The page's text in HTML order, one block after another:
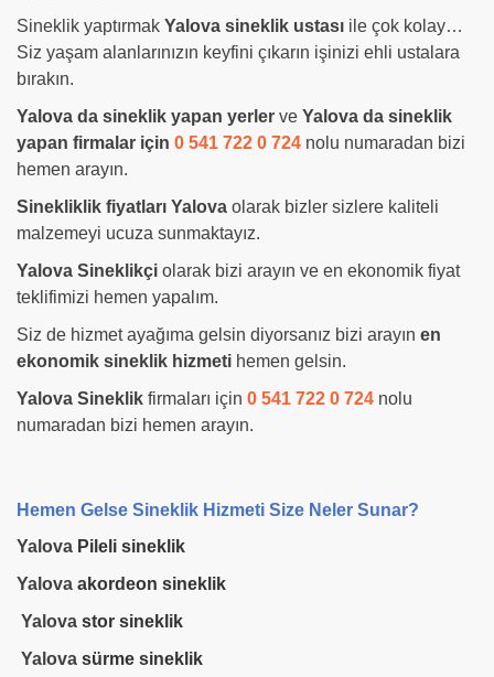
Sineklik yaptırmak Yalova sineklik ustası ile çok kolay…
Siz yaşam alanlarınızın keyfini çıkarın işinizi ehli ustalara
bırakın.
Yalova da sineklik yapan yerler ve Yalova da sineklik
yapan firmalar için 0 541 722 0 724 nolu numaradan bizi
hemen arayın.
Sinekliklik fiyatları Yalova olarak bizler sizlere kaliteli
malzemeyi ucuza sunmaktayız.
Yalova Sineklikçi olarak bizi arayın ve en ekonomik fiyat
teklifimizi hemen yapalım.
Siz de hizmet ayağıma gelsin diyorsanız bizi arayın en
ekonomik sineklik hizmeti hemen gelsin.
Yalova Sineklik firmaları için 0 541 722 0 724 nolu
numaradan bizi hemen arayın.
Hemen Gelse Sineklik Hizmeti Size Neler Sunar?
Yalova Pileli sineklik
Yalova akordeon sineklik
Yalova stor sineklik
Yalova sürme sineklik